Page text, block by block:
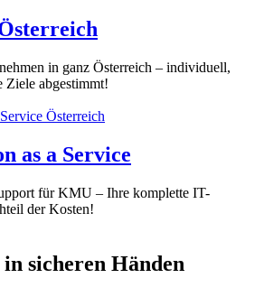
in ganz Österreich – individuell,
Ziele abgestimmt!
as a Service
für KMU – Ihre komplette IT-
der Kosten!
sicheren Händen